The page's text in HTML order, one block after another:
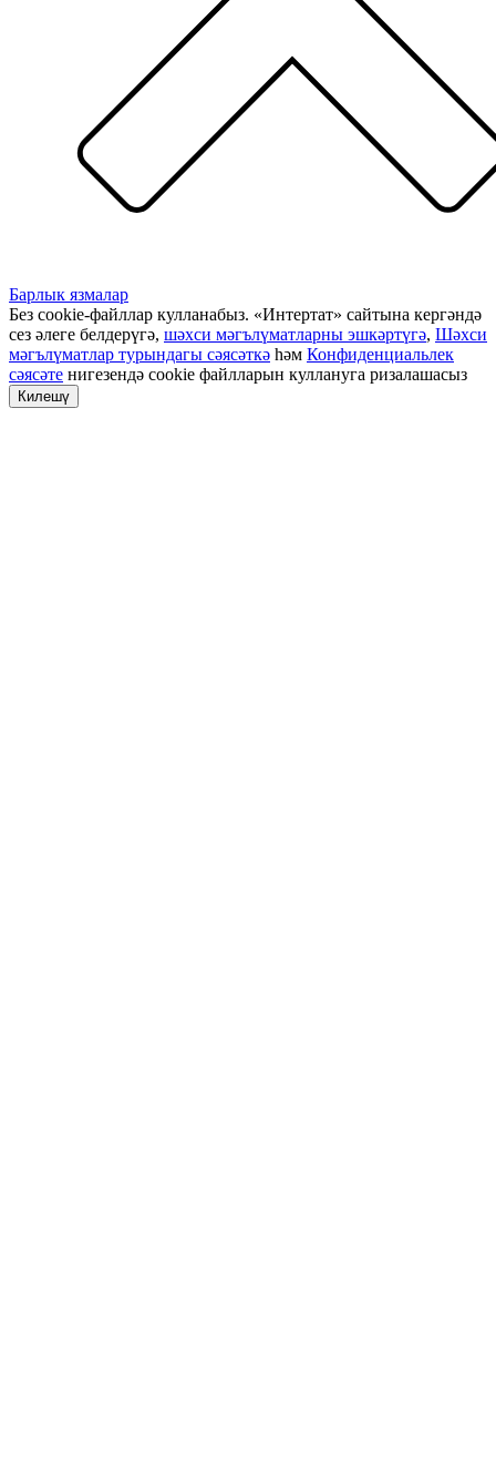
Барлык язмалар
Без cookie-файллар кулланабыз. «Интертат» сайтына кергәндә
сез әлеге белдерүгә, шәхси мәгълүматларны эшкәртүгә, Шәхси
мәгълүматлар турындагы сәясәткә һәм Конфиденциальлек
сәясәте нигезендә cookie файлларын куллануга ризалашасыз
Килешү